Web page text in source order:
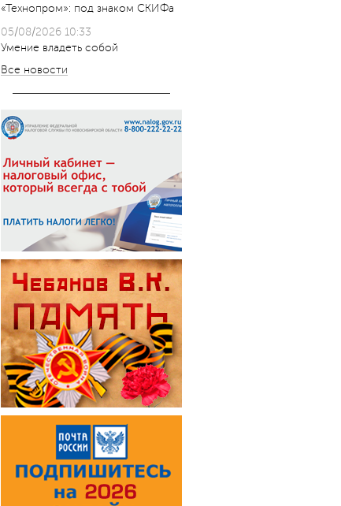
«Технопром»: под знаком СКИФа
05/08/2026 10:33
Умение владеть собой
Все новости